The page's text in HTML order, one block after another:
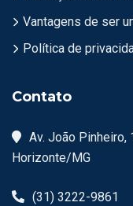
Vantagens de ser
Política de
Contato
Av. João
Horizonte/MG
(31) 3222-9861